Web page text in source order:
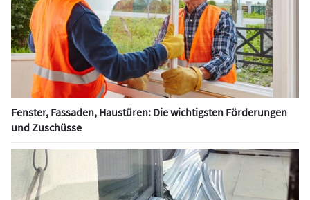
Fenster, Fassaden, Haustüren: Die wichtigsten Förderungen
und Zuschüsse